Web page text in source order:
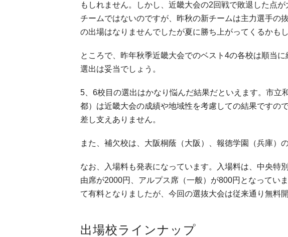
もしれません。しかし、近畿大会の2回戦で敗退した点
チームではないのですが、昨秋の新チームは主力選手の
の出場はなりませんでしたが夏に勝ち上がってくるかもし
ところで、昨年秋季近畿大会でのベスト4の各校は順当
選出は妥当でしょう。
5、6校目の選出はかなり悩んだ結果だといえます。市立
都）は近畿大会の成績や地域性を考慮しての結果ですの
差し支えありません。
また、補欠校は、大阪桐蔭（大阪）、報徳学園（兵庫）
なお、入場料も発表になっています。入場料は、中央特
由席が2000円、アルプス席（一般）が800円となってい
て有料となりましたが、今回の選抜大会は従来通り無料
出場校ラインナップ